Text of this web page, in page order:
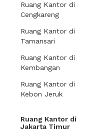
Ruang Kantor di
Cengkareng
Ruang Kantor di
Tamansari
Ruang Kantor di
Kembangan
Ruang Kantor di
Kebon Jeruk
Ruang Kantor di
Jakarta Timur